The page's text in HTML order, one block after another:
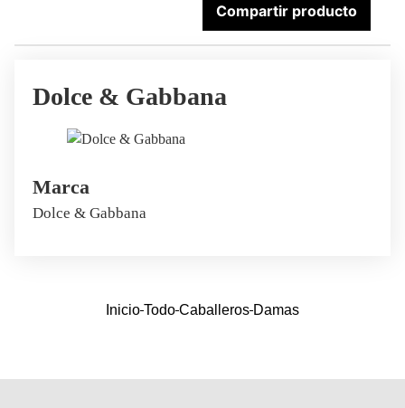
Compartir producto
Dolce & Gabbana
Marca
Dolce & Gabbana
Inicio Todo Caballeros Damas